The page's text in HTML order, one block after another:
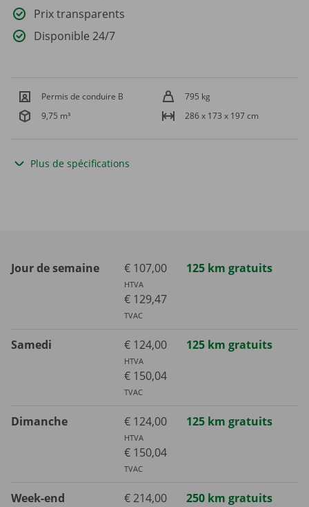
Prix transparents
Disponible 24/7
Permis de conduire B
795 kg
9,75 m³
286 x 173 x 197 cm
Plus de spécifications
Jour de semaine € 107,00
HTVA
€ 129,47
TVAC
125 km gratuits
Samedi € 124,00
HTVA
€ 150,04
TVAC
125 km gratuits
Dimanche € 124,00
HTVA
€ 150,04
TVAC
125 km gratuits
Week-end € 214,00 250 km gratuits